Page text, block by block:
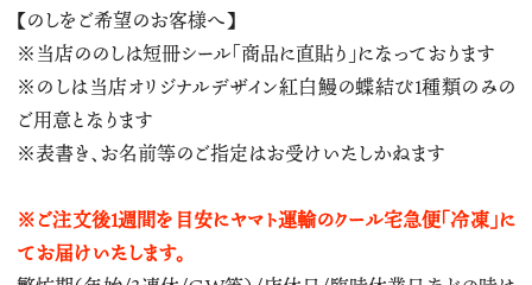
【のしをご希望のお客様へ】
※当店ののしは短冊シール「商品に直貼り」になっております
※のしは当店オリジナルデザイン紅白鰻の蝶結び1種類のみの
ご用意となります
※表書き、お名前等のご指定はお受けいたしかねます
※ご注文後1週間を目安にヤマト運輸のクール宅急便「冷凍」に
てお届けいたします。